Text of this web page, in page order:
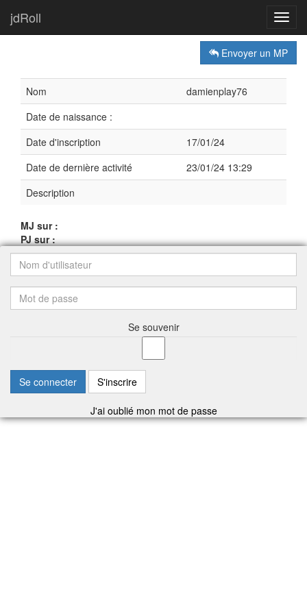
jdRoll
Envoyer un MP
Nom
damienplay76
Date de naissance :
Date d'inscription
17/01/24
Date de dernière activité
23/01/24 13:29
Description
MJ sur :
PJ sur :
Se souvenir
Se connecter S'inscrire
J'ai oublié mon mot de passe